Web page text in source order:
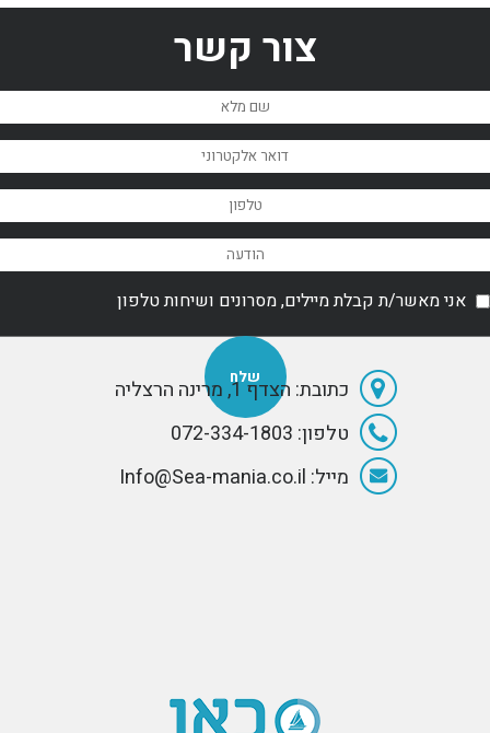
צור קשר
אני מאשר/ת קבלת מיילים, מסרונים ושיחות טלפון
כתובת: הצדף 1, מרינה הרצליה
טלפון: 072-334-1803
מייל: Info@Sea-mania.co.il